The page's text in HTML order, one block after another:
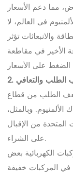
في العالم، لا
والانبعاثات تؤثر
الأخير في مقاطعة
الطلب والتعافي
ضعف الطلب من قطاع
وبالمثل،
المتحدة من الإقبال
على الشراء.
الكهربائية بعض
في المركبات خفيفة